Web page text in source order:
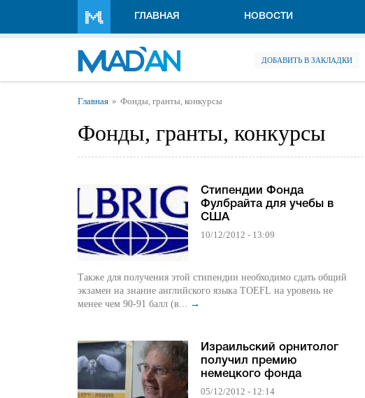
ГЛАВНАЯ НОВОСТИ
ДОБАВИТЬ В ЗАКЛАДКИ
Вы здесь
Главная Фонды, гранты, конкурсы
Фонды, гранты, конкурсы
Стипендии Фонда
Фулбрайта для учебы в
США
10/12/2012 - 13:09
Также для получения этой стипендии необходимо сдать общий
экзамен на знание английского языка TOEFL на уровень не
менее чем 90-91 балл (в... →
Израильский орнитолог
получил премию
немецкого фонда
05/12/2012 - 12:14